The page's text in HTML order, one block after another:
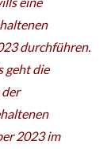
durchführen.
geht die
der
2023 im